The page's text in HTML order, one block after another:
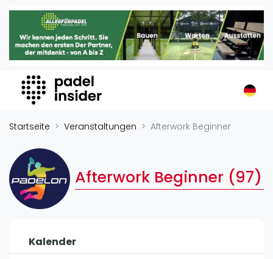
Padel Insider
Home
Organisationen
Buchungssysteme
Padel-Shops
Padelplatzbauer
Verschiedenes
Veranstaltungen
International
Startseite Veranstaltungen Afterwork Beginner
Afterwork Beginner (97)
Kalender